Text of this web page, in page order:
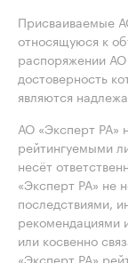
Присваиваемые
относящуюся к
распоряжении
достоверность
являются
АО «Эксперт РА»
рейтингуемыми
несёт
«Эксперт РА» не
последствиями,
рекомендациями
или косвенно
«Эксперт РА»